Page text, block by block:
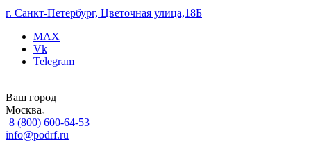
г. Санкт-Петербург, Цветочная улица,18Б
MAX
Vk
Telegram
Ваш город
Москва
8 (800) 600-64-53
info@podrf.ru